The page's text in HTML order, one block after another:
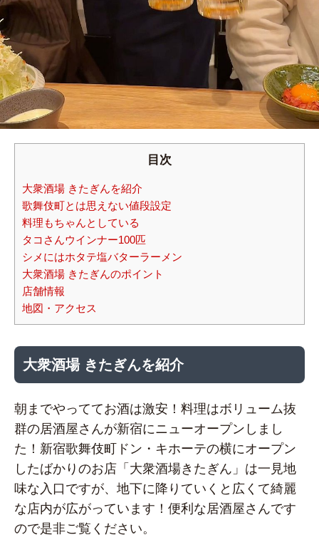
目次
大衆酒場 きたぎんを紹介
歌舞伎町とは思えない値段設定
料理もちゃんとしている
タコさんウインナー100匹
シメにはホタテ塩バターラーメン
大衆酒場 きたぎんのポイント
店舗情報
地図・アクセス
大衆酒場 きたぎんを紹介
朝までやっててお酒は激安！料理はボリューム抜
群の居酒屋さんが新宿にニューオープンしまし
た！新宿歌舞伎町ドン・キホーテの横にオープン
したばかりのお店「大衆酒場きたぎん」は一見地
味な入口ですが、地下に降りていくと広くて綺麗
な店内が広がっています！便利な居酒屋さんです
ので是非ご覧ください。